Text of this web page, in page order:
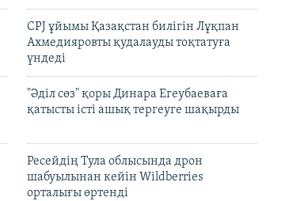
CPJ ұйымы Қазақстан билігін Лұқпан
Ахмедияровты қудалауды тоқтатуға
үндеді
"Әділ сөз" қоры Динара Егеубаеваға
қатысты істі ашық тергеуге шақырды
Ресейдің Тула облысында дрон
шабуылынан кейін Wildberries
орталығы өртенді